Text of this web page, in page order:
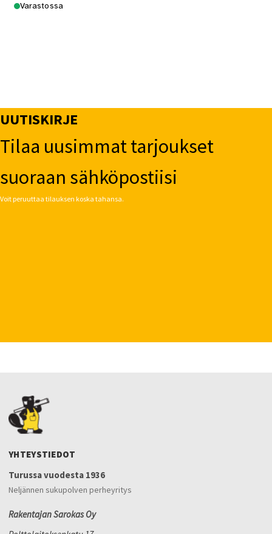
Varastossa
UUTISKIRJE
Tilaa uusimmat tarjoukset
suoraan sähköpostiisi
Voit peruuttaa tilauksen koska tahansa.
YHTEYSTIEDOT
Turussa vuodesta 1936
Neljännen sukupolven perheyritys
Rakentajan Sarokas Oy